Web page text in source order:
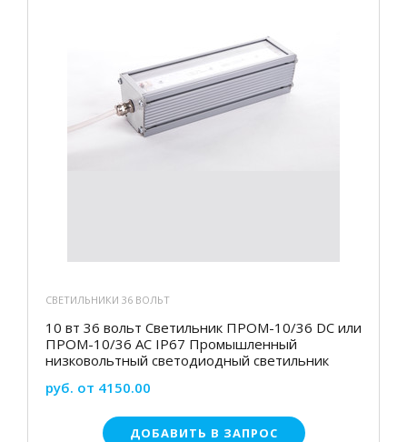
СВЕТИЛЬНИКИ 36 ВОЛЬТ
10 вт 36 вольт Светильник ПРОМ-10/36 DC или
ПРОМ-10/36 AC IP67 Промышленный
низковольтный светодиодный светильник
руб. от 4150.00
ДОБАВИТЬ В ЗАПРОС